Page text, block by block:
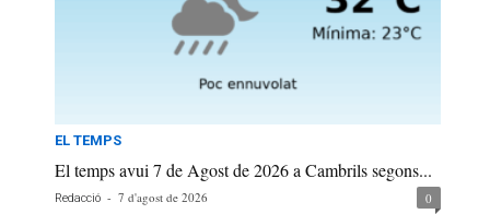
EL TEMPS
El temps avui 7 de Agost de 2026 a Cambrils segons...
Redacció - 7 d'agost de 2026 0